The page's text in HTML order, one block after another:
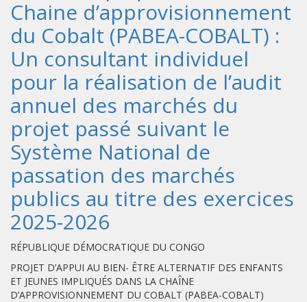
Chaine d’approvisionnement
du Cobalt (PABEA-COBALT) :
Un consultant individuel
pour la réalisation de l’audit
annuel des marchés du
projet passé suivant le
Système National de
passation des marchés
publics au titre des exercices
2025-2026
RÉPUBLIQUE DÉMOCRATIQUE DU CONGO
PROJET D’APPUI AU BIEN- ÊTRE ALTERNATIF DES ENFANTS
ET JEUNES IMPLIQUÉS DANS LA CHAÎNE
D’APPROVISIONNEMENT DU COBALT (PABEA-COBALT)